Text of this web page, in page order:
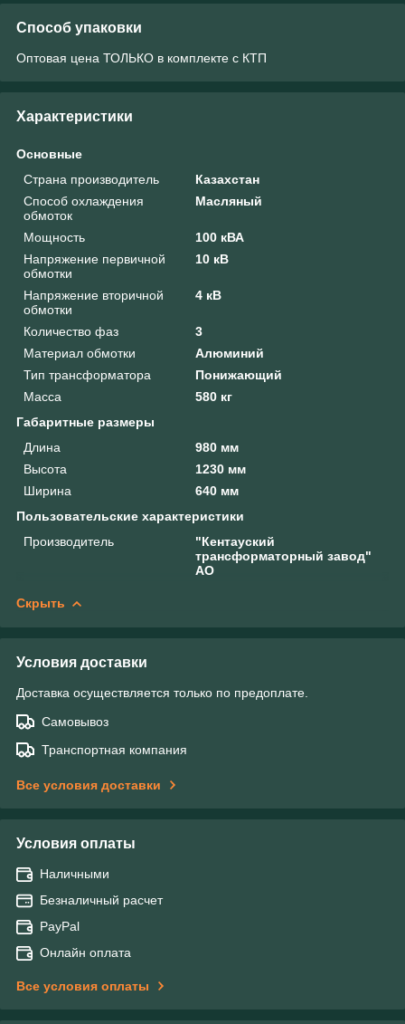
Способ упаковки
Оптовая цена ТОЛЬКО в комплекте с КТП
Характеристики
Основные
Страна производитель
Казахстан
Способ охлаждения
обмоток
Масляный
Мощность
100 кВА
Напряжение первичной
обмотки
10 кВ
Напряжение вторичной
обмотки
4 кВ
Количество фаз
3
Материал обмотки
Алюминий
Тип трансформатора
Понижающий
Масса
580 кг
Габаритные размеры
Длина
980 мм
Высота
1230 мм
Ширина
640 мм
Пользовательские характеристики
Производитель
"Кентауский
трансформаторный завод"
АО
Скрыть
Условия доставки
Доставка осуществляется только по предоплате.
Самовывоз
Транспортная компания
Все условия доставки
Условия оплаты
Наличными
Безналичный расчет
PayPal
Онлайн оплата
Все условия оплаты